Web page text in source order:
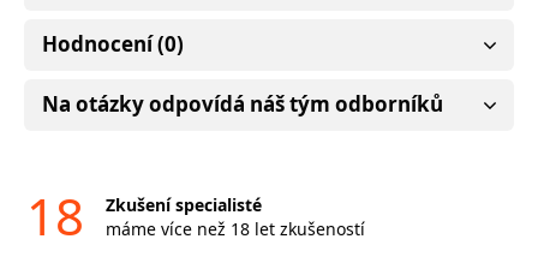
Hodnocení (0)
Na otázky odpovídá náš tým odborníků
18
Zkušení specialisté
máme více než 18 let zkušeností